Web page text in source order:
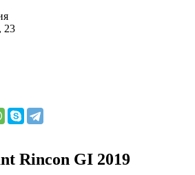
23
Rincon GI 2019